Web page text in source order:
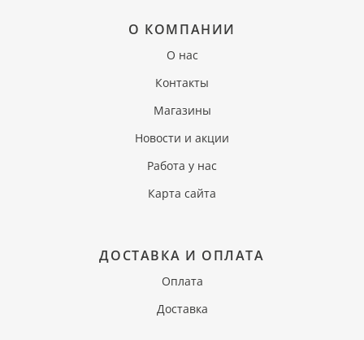
О КОМПАНИИ
О нас
Контакты
Магазины
Новости и акции
Работа у нас
Карта сайта
ДОСТАВКА И ОПЛАТА
Оплата
Доставка